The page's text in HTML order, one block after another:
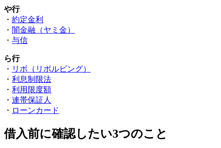
や行
・ 約定金利
・ 闇金融（ヤミ金）
・ 与信
ら行
・ リボ（リボルビング）
・ 利息制限法
・ 利用限度額
・ 連帯保証人
・ ローンカード
借入前に確認したい3つのこと